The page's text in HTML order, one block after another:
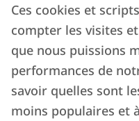
Ces cookies et
compter les visites
que nous puissions
performances de
savoir quelles sont
moins populaires et